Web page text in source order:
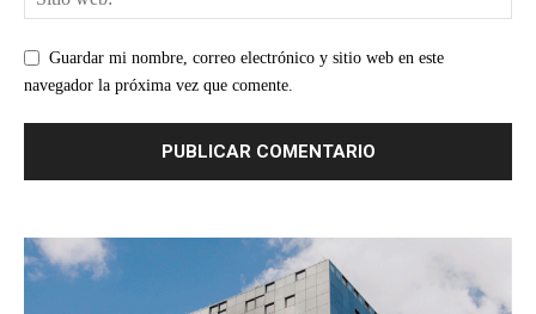
Guardar mi nombre, correo electrónico y sitio web en este
navegador la próxima vez que comente.